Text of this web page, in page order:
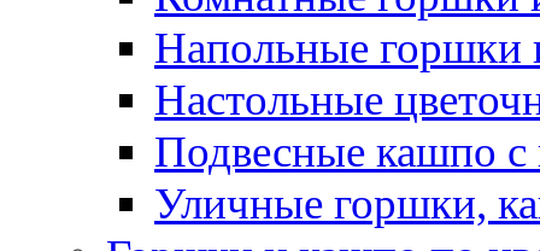
Напольные горшки
Настольные
Подвесные кашпо с
Уличные горшки,